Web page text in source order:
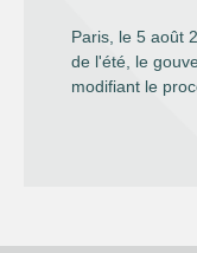
Paris, le 5 août
de l'été, le
modifiant le